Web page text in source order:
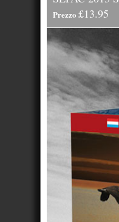
Prezzo £13.95